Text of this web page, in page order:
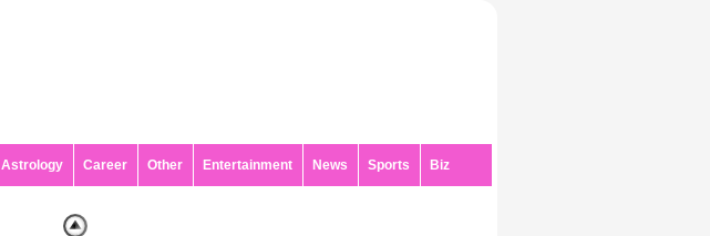
Astrology Career Other Entertainment News Sports Biz